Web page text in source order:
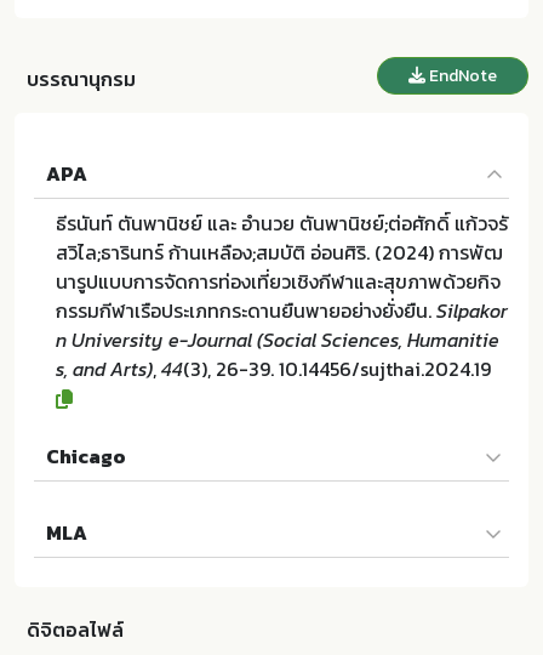
บรรณานุกรม EndNote
APA
ธีรนันท์ ตันพานิชย์ และ อำนวย ตันพานิชย์;ต่อศักดิ์ แก้วจรั
สวิไล;ธารินทร์ ก้านเหลือง;สมบัติ อ่อนศิริ. (2024) การพัฒ
นารูปแบบการจัดการท่องเที่ยวเชิงกีฬาและสุขภาพด้วยกิจ
กรรมกีฬาเรือประเภทกระดานยืนพายอย่างยั่งยืน.Silpakor
n University e-Journal (Social Sciences, Humanitie
s, and Arts),44(3), 26-39. 10.14456/sujthai.2024.19
Chicago
สวิไล;ธารินทร์ ก้านเหลือง;สมบัติ อ่อนศิริ. "การพัฒนารูปแ
บบการจัดการท่องเที่ยวเชิงกีฬาและสุขภาพด้วยกิจกรรมกี
versity e-Journal (Social Sciences, Humanities, an
MLA
บการจัดการท่องเที่ยวเชิงกีฬาและสุขภาพด้วยกิจกรรมกีฬ
ดิจิตอลไฟล์